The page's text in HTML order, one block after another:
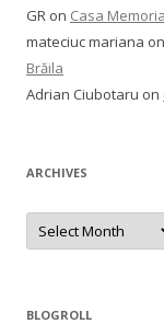
GR on Casa
mateciuc mariana on
Brăila
Adrian Ciubotaru on
ARCHIVES
Archives
BLOGROLL